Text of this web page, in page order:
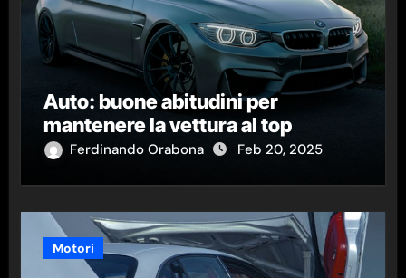
Auto: buone abitudini per
mantenere la vettura al top
Ferdinando Orabona Feb 20, 2025
Motori